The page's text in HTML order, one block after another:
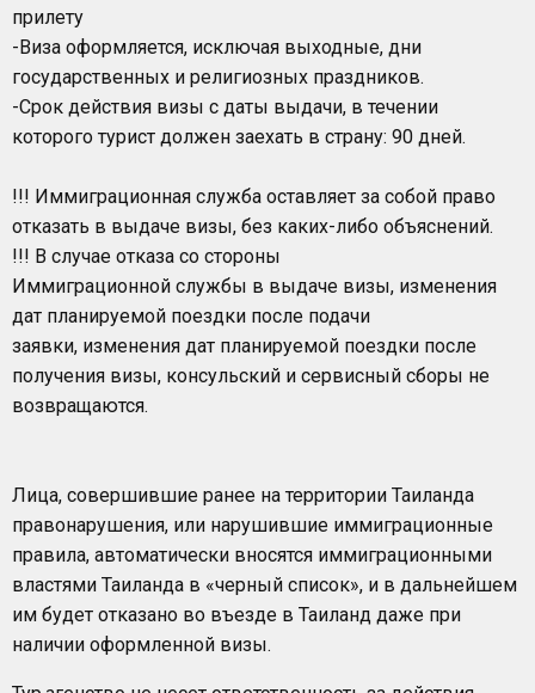
прилету
-Виза оформляется, исключая выходные, дни
государственных и религиозных праздников.
-Срок действия визы с даты выдачи, в течении
которого турист должен заехать в страну: 90 дней.
!!! Иммиграционная служба оставляет за собой право
отказать в выдаче визы, без каких-либо объяснений.
!!! В случае отказа со стороны
Иммиграционной службы в выдаче визы, изменения
дат планируемой поездки после подачи
заявки, изменения дат планируемой поездки после
получения визы, консульский и сервисный сборы не
возвращаются.
Лица, совершившие ранее на территории Таиланда
правонарушения, или нарушившие иммиграционные
правила, автоматически вносятся иммиграционными
властями Таиланда в «черный список», и в дальнейшем
им будет отказано во въезде в Таиланд даже при
наличии оформленной визы.